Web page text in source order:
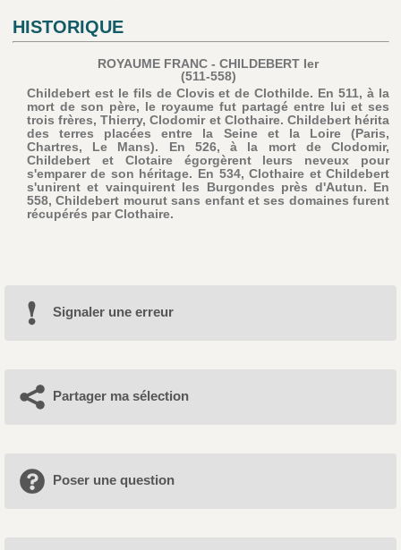
HISTORIQUE
ROYAUME FRANC - CHILDEBERT Ier
(511-558)
Childebert est le fils de Clovis et de Clothilde. En 511, à la
mort de son père, le royaume fut partagé entre lui et ses
trois frères, Thierry, Clodomir et Clothaire. Childebert hérita
des terres placées entre la Seine et la Loire (Paris,
Chartres, Le Mans). En 526, à la mort de Clodomir,
Childebert et Clotaire égorgèrent leurs neveux pour
s'emparer de son héritage. En 534, Clothaire et Childebert
s'unirent et vainquirent les Burgondes près d'Autun. En
558, Childebert mourut sans enfant et ses domaines furent
récupérés par Clothaire.
Signaler une erreur
Partager ma sélection
Poser une question